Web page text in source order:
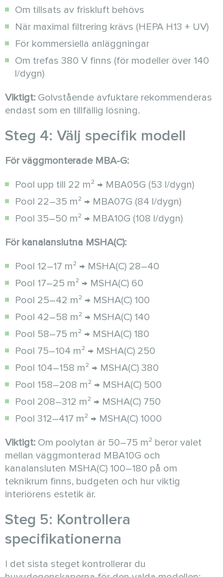
Om tillsats av friskluft behövs
När maximal filtrering krävs (HEPA H13 + UV)
För kommersiella anläggningar
Om trefas 380 V finns (för modeller över 140
l/dygn)
Viktigt: Golvstående avfuktare rekommenderas
endast som en tillfällig lösning.
Steg 4: Välj specifik modell
För väggmonterade MBA-G:
Pool upp till 22 m² → MBA05G (53 l/dygn)
Pool 22–35 m² → MBA07G (84 l/dygn)
Pool 35–50 m² → MBA10G (108 l/dygn)
För kanalanslutna MSHA(C):
Pool 12–17 m² → MSHA(C) 28–40
Pool 17–25 m² → MSHA(C) 60
Pool 25–42 m² → MSHA(C) 100
Pool 42–58 m² → MSHA(C) 140
Pool 58–75 m² → MSHA(C) 180
Pool 75–104 m² → MSHA(C) 250
Pool 104–158 m² → MSHA(C) 380
Pool 158–208 m² → MSHA(C) 500
Pool 208–312 m² → MSHA(C) 750
Pool 312–417 m² → MSHA(C) 1000
Viktigt: Om poolytan är 50–75 m² beror valet
mellan väggmonterad MBA10G och
kanalansluten MSHA(C) 100–180 på om
teknikrum finns, budgeten och hur viktig
interiörens estetik är.
Steg 5: Kontrollera
specifikationerna
I det sista steget kontrollerar du